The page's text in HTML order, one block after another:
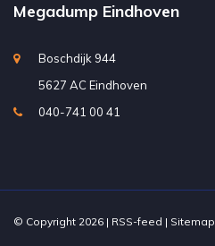
Megadump Eindhoven
Boschdijk 944
5627 AC Eindhoven
040-741 00 41
© Copyright 2026 | RSS-feed | Sitemap